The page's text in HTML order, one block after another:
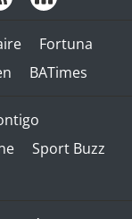
Fortuna
BATimes
Sport Buzz